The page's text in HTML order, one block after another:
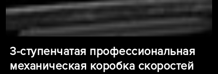
3-ступенчатая профессиональная
механическая коробка скоростей